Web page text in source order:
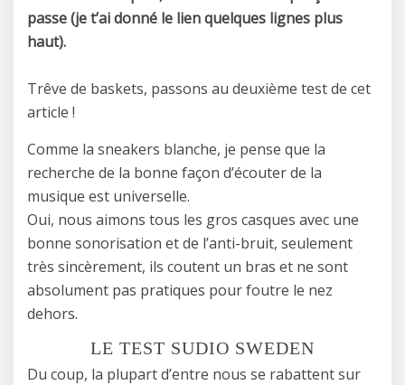
passe (je t’ai donné le lien quelques lignes plus
haut).
Trêve de baskets, passons au deuxième test de cet
article !
Comme la sneakers blanche, je pense que la
recherche de la bonne façon d’écouter de la
musique est universelle.
Oui, nous aimons tous les gros casques avec une
bonne sonorisation et de l’anti-bruit, seulement
très sincèrement, ils coutent un bras et ne sont
absolument pas pratiques pour foutre le nez
dehors.
LE TEST SUDIO SWEDEN
Du coup, la plupart d’entre nous se rabattent sur